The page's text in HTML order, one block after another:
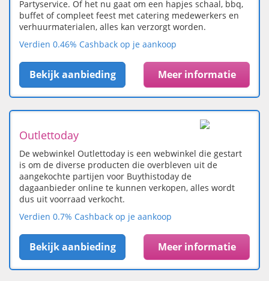
Partyservice. Of het nu gaat om een hapjes schaal, bbq,
buffet of compleet feest met catering medewerkers en
verhuurmaterialen, alles kan verzorgt worden.
Verdien 0.46% Cashback op je aankoop
Bekijk aanbieding Meer informatie
Outlettoday
De webwinkel Outlettoday is een webwinkel die gestart
is om de diverse producten die overbleven uit de
aangekochte partijen voor Buythistoday de
dagaanbieder online te kunnen verkopen, alles wordt
dus uit voorraad verkocht.
Verdien 0.7% Cashback op je aankoop
Bekijk aanbieding Meer informatie